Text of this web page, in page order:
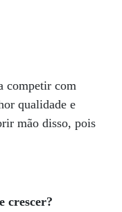
competir com
qualidade e
mão disso, pois
crescer?